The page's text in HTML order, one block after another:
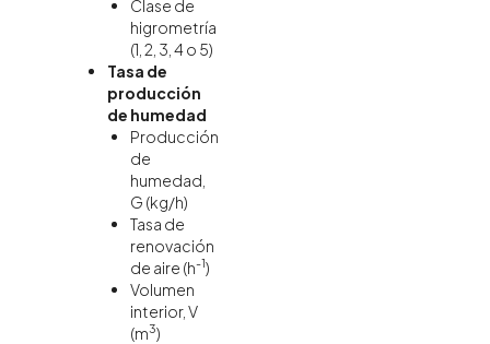
Clase de
higrometría
(1, 2, 3, 4 o 5)
Tasa de
producción
de humedad
Producción
de
humedad,
G (kg/h)
Tasa de
renovación
de aire (h-1)
Volumen
interior, V
(m3)